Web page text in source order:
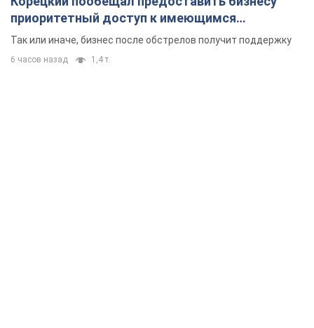
приоритетный доступ к имеющимся
складским помещениям
Так или иначе, бизнес после обстрелов получит поддержку
6 часов назад 1,4 т.